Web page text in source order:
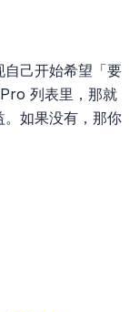
自己开始希望「要
列表里，那就
如果没有，那你